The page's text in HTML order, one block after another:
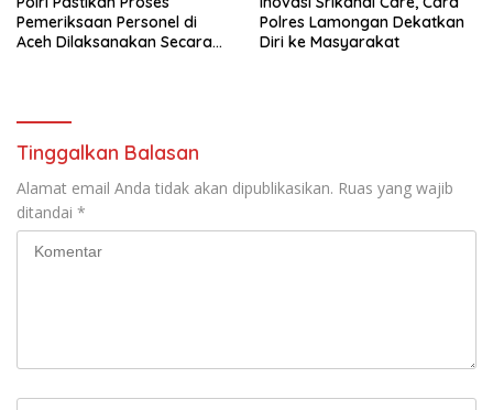
Pemeriksaan Personel di
Aceh Dilaksanakan Secara
Polres Lamongan Dekatkan
Diri ke Masyarakat
Tinggalkan Balasan
Alamat email Anda tidak akan dipublikasikan. Ruas yang wajib
ditandai *